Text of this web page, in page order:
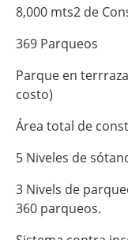
8,000 mts2 de
369 Parqueos
Parque en
costo)
Área total de
5 Niveles de
3 Nivels de
360 parqueos.